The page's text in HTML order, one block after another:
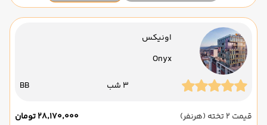
اونیکس
Onyx
3 شب BB
قیمت 2 تخته (هرنفر)
۲۸٬۱۷۰٬۰۰۰ تومان